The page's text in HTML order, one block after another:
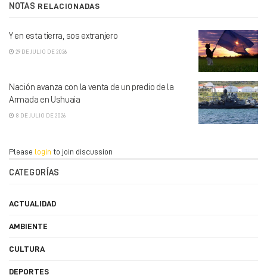
NOTAS RELACIONADAS
Y en esta tierra, sos extranjero
29 DE JULIO DE 2026
Nación avanza con la venta de un predio de la
Armada en Ushuaia
8 DE JULIO DE 2026
Please login to join discussion
CATEGORÍAS
ACTUALIDAD
AMBIENTE
CULTURA
DEPORTES